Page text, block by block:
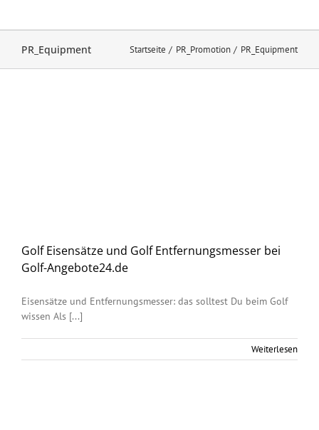
PR_Equipment Startseite PR_Promotion PR_Equipment
Golf Eisensätze und Golf Entfernungsmesser bei
Golf-Angebote24.de
Eisensätze und Entfernungsmesser: das solltest Du beim Golf
wissen Als [...]
Weiterlesen